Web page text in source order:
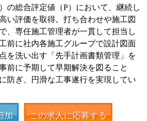
の総合評定値（P）において、継続し
い評価を取得。打ち合わせや施工図
、専任施工管理者が一貫して担当し
前に社内各施工グループで設計図面
を洗い出す「先手計画書類管理」を
前に予期して早期解決を図ること
防ぎ、円滑な工事遂行を実現してい
加 この求人に応募する